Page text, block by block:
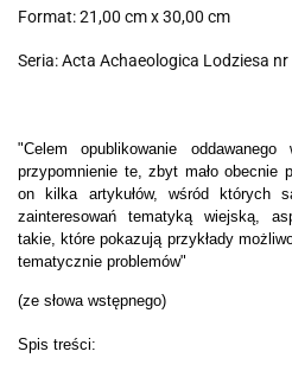
Format: 21,00 cm x 30,00 cm
Seria: Acta Achaeologica Lodziesa nr
"Celem opublikowanie
przypomnienie te, zbyt mało obecnie
on kilka artykułów, wśród których
zainteresowań tematyką wiejską,
takie, które pokazują przykłady
tematycznie problemów"
(ze słowa wstępnego)
Spis treści: